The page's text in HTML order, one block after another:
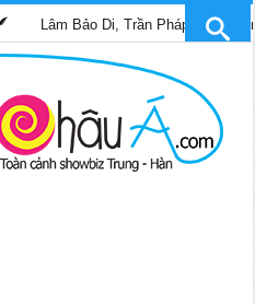
Lâm Bảo Di, Trần Pháp Dung tái